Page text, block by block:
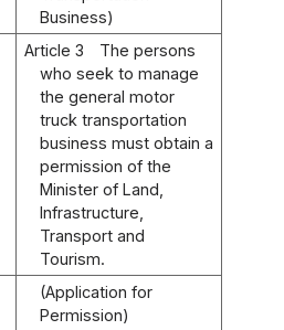
Business)
Article 3
The persons
who seek to manage
the general motor
truck transportation
business must obtain a
permission of the
Minister of Land,
Infrastructure,
Transport and
Tourism.
(Application for
Permission)